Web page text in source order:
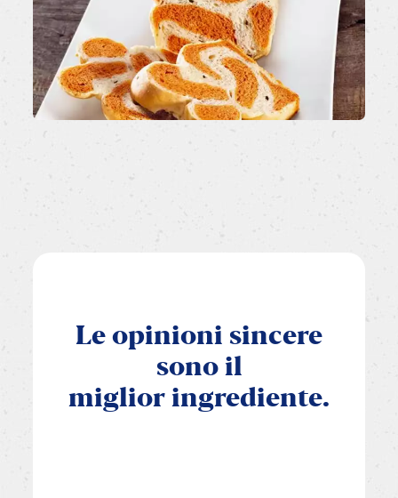
Le opinioni sincere
sono il
miglior ingrediente.